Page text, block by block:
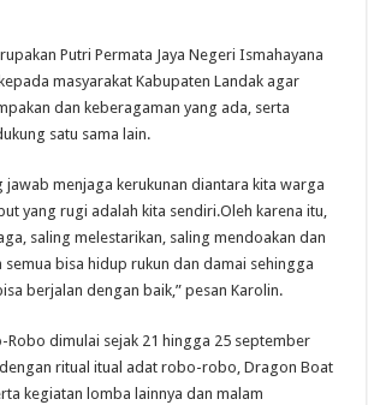
Putri Permata Jaya Negeri Ismahayana
masyarakat Kabupaten Landak agar
dan keberagaman yang ada, serta
satu sama lain.
jawab menjaga kerukunan diantara kita warga
yang rugi adalah kita sendiri.Oleh karena itu,
saling melestarikan, saling mendoakan dan
bisa hidup rukun dan damai sehingga
berjalan dengan baik,” pesan Karolin.
Robo dimulai sejak 21 hingga 25 september
ritual itual adat robo-robo, Dragon Boat
kegiatan lomba lainnya dan malam